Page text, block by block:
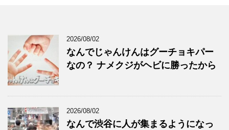
2026/08/02
なんでじゃんけんはグーチョキパー
なの？ ナメクジがヘビに勝ったから
2026/08/02
なんで渋谷に人が集まるようになっ